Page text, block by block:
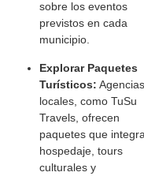
sobre los eventos
previstos en cada
municipio.
Explorar Paquetes
Turísticos: Agencias
locales, como TuSu
Travels, ofrecen
paquetes que
hospedaje, tours
culturales y